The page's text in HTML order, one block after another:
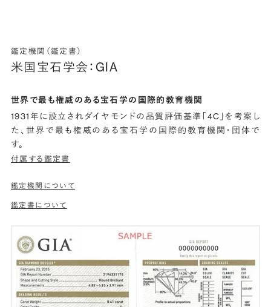
鑑定機関（鑑定書）
米国宝石学会：GIA
世界で最も権威のある宝石学の国際的教育機関
1931年に設立されダイヤモンドの品質評価基準「4C」を考案し
た、世界で最も権威のある宝石学の国際的教育機関・団体で
す。
付属する鑑定書
鑑定機関について
鑑定書について